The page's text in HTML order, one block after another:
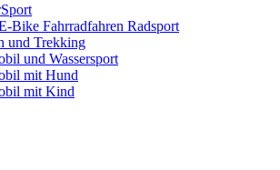
Bike Fahrradfahren Radsport
und Trekking
und Wassersport
mit Hund
mit Kind